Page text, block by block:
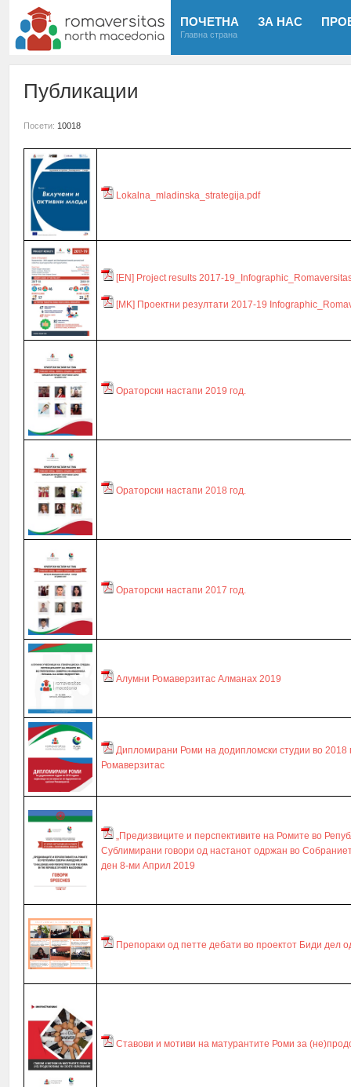
ПОЧЕТНА
Главна страна
ЗА НАС
Публикации
Посети: 10018
Lokalna_mladinska_strategija.pdf
[EN] Project results 2017-
[MK] Проектни резултати 2017-19
Ораторски настапи 2019 год.
Ораторски настапи 2018 год.
Ораторски настапи 2017 год.
Алумни Ромаверзитас Алманах 2019
Дипломирани Роми на додипломски студии во 2018
Ромаверзитас
„Предизвиците и перспективите на Ромите во
Сублимирани говори од настанот одржан во
ден 8-ми Април 2019
Препораки од петте дебати во проектот Биди дел
Ставови и мотиви на матурантите Роми за